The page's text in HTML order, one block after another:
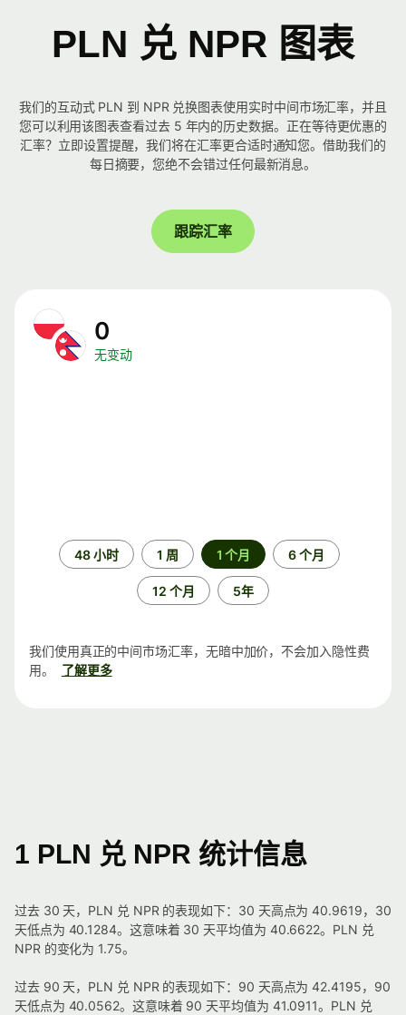
PLN 兑 NPR 图表
我们的互动式 PLN 到 NPR 兑换图表使用实时中间市场汇率，并且
您可以利用该图表查看过去 5 年内的历史数据。正在等待更优惠的
汇率？立即设置提醒，我们将在汇率更合适时通知您。借助我们的
每日摘要，您绝不会错过任何最新消息。
跟踪汇率
0
无变动
48 小时 1 周 1 个月 6 个月
12 个月 5年
我们使用真正的中间市场汇率，无暗中加价，不会加入隐性费
用。
了解更多
1 PLN 兑 NPR 统计信息
过去 30 天，PLN 兑 NPR 的表现如下：30 天高点为 40.9619，30
天低点为 40.1284。这意味着 30 天平均值为 40.6622。PLN 兑
NPR 的变化为 1.75。
过去 90 天，PLN 兑 NPR 的表现如下：90 天高点为 42.4195，90
天低点为 40.0562。这意味着 90 天平均值为 41.0911。PLN 兑